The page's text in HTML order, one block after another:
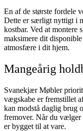
En af de største fordele
Dette er særligt nyttigt i
kostbar. Ved at montere
maksimere dit
atmosfære i dit hjem.
Mangeårig
Svanekjær Møbler
vægskabe er fremstillet
kan modstå daglig brug
fremover. Når du
er bygget til at vare.